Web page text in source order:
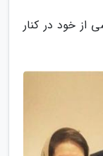
از خود در کنار